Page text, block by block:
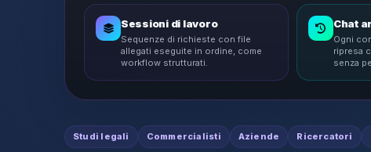
Sessioni di lavoro
Sequenze di richieste con file
allegati eseguite in ordine, come
workflow strutturati.
Chat
Ogni
ripresa
senza
Studi legali Commercialisti Aziende Ricercatori